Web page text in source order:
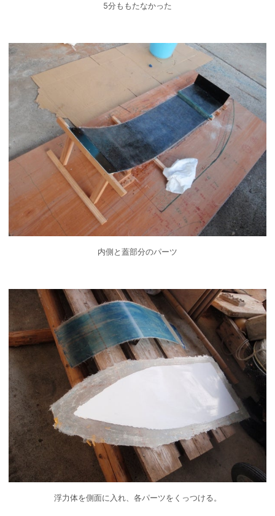
5分ももたなかった
内側と蓋部分のパーツ
浮力体を側面に入れ、各パーツをくっつける。